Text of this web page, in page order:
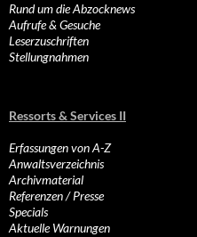
Rund um die Abzocknews
Aufrufe & Gesuche
Leserzuschriften
Stellungnahmen
Ressorts & Services II
Erfassungen von A-Z
Anwaltsverzeichnis
Archivmaterial
Referenzen / Presse
Specials
Aktuelle Warnungen